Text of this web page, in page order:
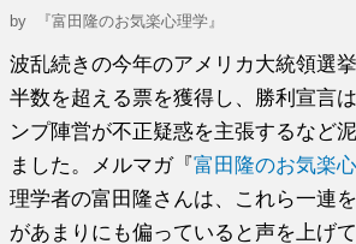
by 『富田隆のお気楽心理学』
波乱続きの今年のアメリカ大統領選
半数を超える票を獲得し、勝利宣言
ンプ陣営が不正疑惑を主張するなど
ました。メルマガ『富田隆のお気楽
理学者の富田隆さんは、これら一連
があまりにも偏っていると声を上げて